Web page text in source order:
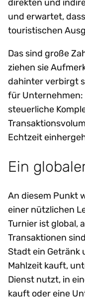
direkten und
und erwartet,
touristischen
Das sind große
ziehen sie
dahinter verbirgt
für Unternehmen:
steuerliche
Echtzeit
Ein
An diesem Punkt
einer nützlichen
Turnier ist global,
Transaktionen
Stadt ein Getränk
Mahlzeit kauft,
Dienst nutzt, in
kauft oder eine